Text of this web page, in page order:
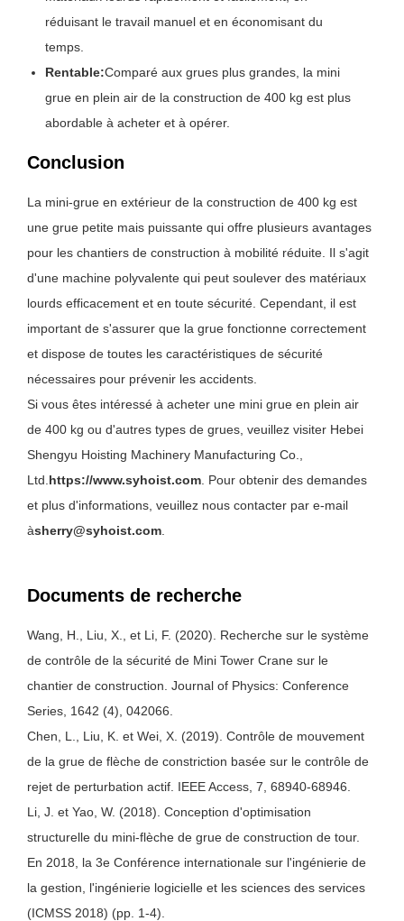
réduisant le travail manuel et en économisant du
temps.
Rentable:Comparé aux grues plus grandes, la mini
grue en plein air de la construction de 400 kg est plus
abordable à acheter et à opérer.
Conclusion
La mini-grue en extérieur de la construction de 400 kg est
une grue petite mais puissante qui offre plusieurs avantages
pour les chantiers de construction à mobilité réduite. Il s'agit
d'une machine polyvalente qui peut soulever des matériaux
lourds efficacement et en toute sécurité. Cependant, il est
important de s'assurer que la grue fonctionne correctement
et dispose de toutes les caractéristiques de sécurité
nécessaires pour prévenir les accidents.
Si vous êtes intéressé à acheter une mini grue en plein air
de 400 kg ou d'autres types de grues, veuillez visiter Hebei
Shengyu Hoisting Machinery Manufacturing Co.,
Ltd. https://www.syhoist.com . Pour obtenir des demandes
et plus d'informations, veuillez nous contacter par e-mail
àsherry@syhoist.com
Documents de recherche
Wang, H., Liu, X., et Li, F. (2020). Recherche sur le système
de contrôle de la sécurité de Mini Tower Crane sur le
chantier de construction. Journal of Physics: Conference
Series, 1642 (4), 042066.
Chen, L., Liu, K. et Wei, X. (2019). Contrôle de mouvement
de la grue de flèche de constriction basée sur le contrôle de
rejet de perturbation actif. IEEE Access, 7, 68940-68946.
Li, J. et Yao, W. (2018). Conception d'optimisation
structurelle du mini-flèche de grue de construction de tour.
En 2018, la 3e Conférence internationale sur l'ingénierie de
la gestion, l'ingénierie logicielle et les sciences des services
(ICMSS 2018) (pp. 1-4).